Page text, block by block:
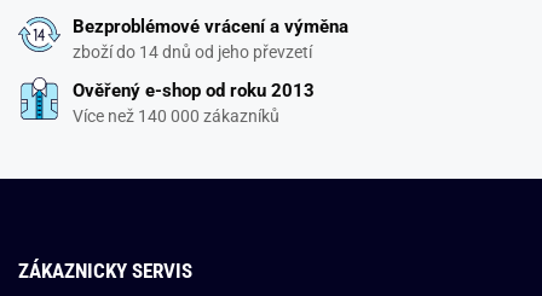
Bezproblémové vrácení a výměna
zboží do 14 dnů od jeho převzetí
Ověřený e-shop od roku 2013
Více než 140 000 zákazníků
ZÁKAZNICKY SERVIS